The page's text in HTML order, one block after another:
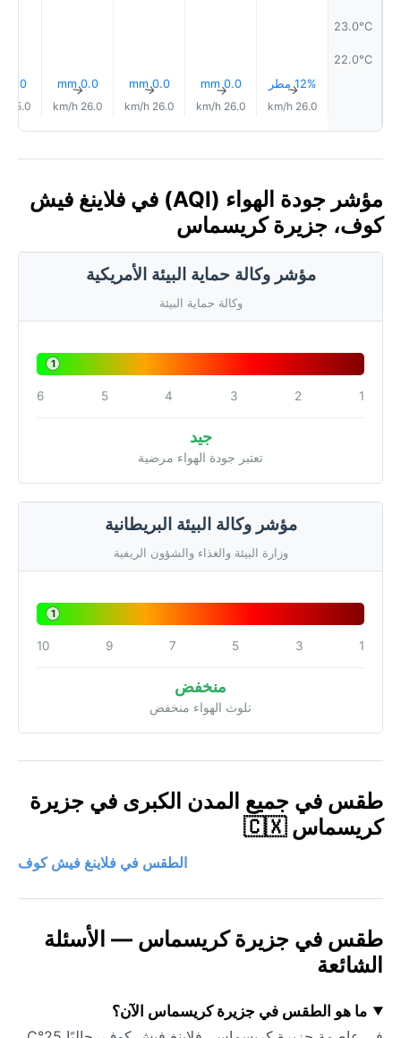
23.0°C
22.0°C
12% مطر↑
26.0 km/h
0.0 mm
↑
26.0 km/h
0.0 mm
↑
26.0 km/h
0.0 mm
↑
26.0 km/h
0.0 mm
25.0 km/h
مؤشر جودة الهواء (AQI) في فلاينغ فيش
كوف، جزيرة كريسماس
مؤشر وكالة حماية البيئة الأمريكية
وكالة حماية البيئة
1
1
2
3
4
5
6
جيد
تعتبر جودة الهواء مرضية
مؤشر وكالة البيئة البريطانية
وزارة البيئة والغذاء والشؤون الريفية
1
1
3
5
7
9
10
منخفض
تلوث الهواء منخفض
طقس في جميع المدن الكبرى في جزيرة
كريسماس 🇨🇽
الطقس في فلاينغ فيش كوف
طقس في جزيرة كريسماس — الأسئلة
الشائعة
ما هو الطقس في جزيرة كريسماس الآن؟